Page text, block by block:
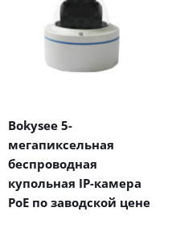
Bokysee 5-
мегапиксельная
беспроводная
купольная IP-камера
PoE по заводской цене